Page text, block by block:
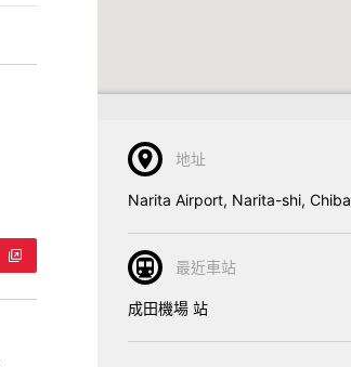
地址
Narita Airport, Narita-shi, Chiba
最近車站
成田機場 站